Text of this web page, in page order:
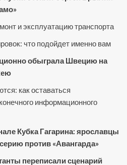
и эксплуатацию транспорта
что подойдет именно вам
обыграла Швецию на
как оставаться
информационного
Кубка Гагарина: ярославцы
против «Авангарда»
переписали сценарий